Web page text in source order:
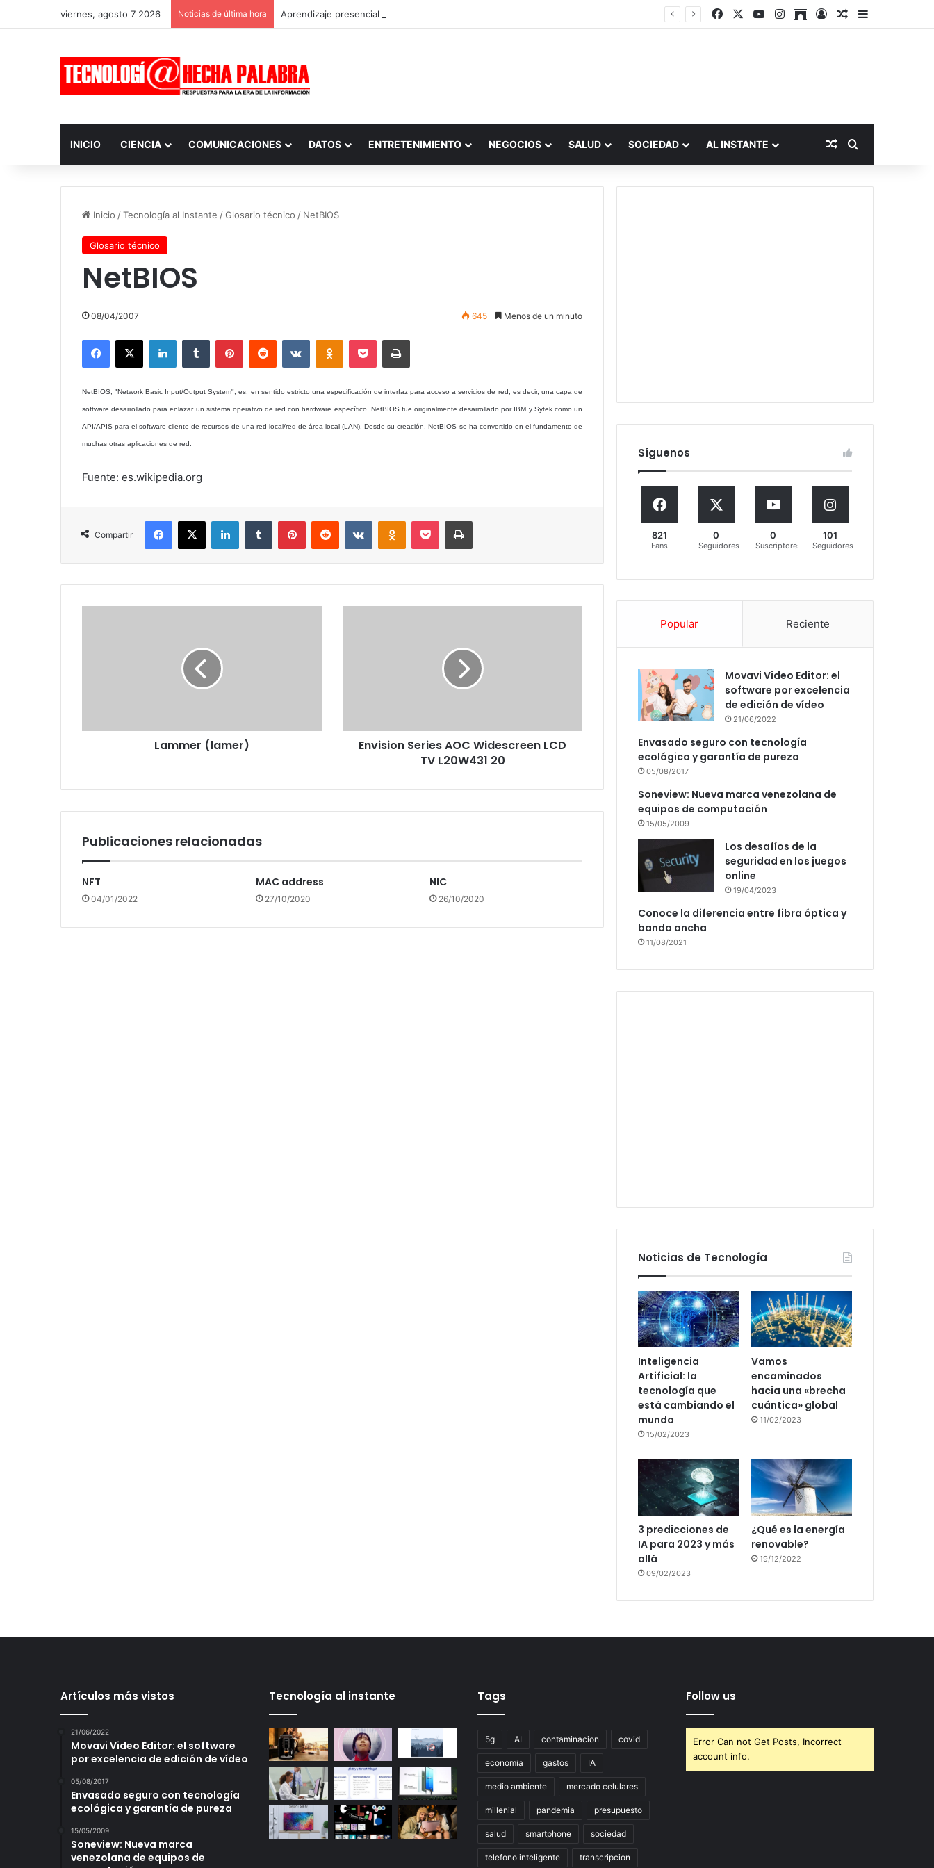
viernes, agosto 7 2026 Noticias de última hora Aprendizaje presencial vs. por internet FacebookYouTubeInstagram
ArchiveAccesoPublicación al
Barra lateral
INICIO CIENCIA COMUNICACIONES DATOS ENTRETENIMIENTO NEGOCIOS SALUD SOCIEDAD AL INSTANTE Publicación al
Buscar por
Inicio /Tecnología al Instante /Glosario técnico / NetBIOS
Glosario técnico
NetBIOS
08/04/2007 645 Menos de un minuto
Facebook
X LinkedInTumblr PinterestReddit VKontakteOdnoklassniki
Pocket Imprimir
NetBIOS, "Network Basic Input/Output System", es, en sentido estricto una especificación de interfaz para acceso a servicios de red, es decir, una capa de
software desarrollado para enlazar un sistema operativo de red con hardware específico. NetBIOS fue originalmente desarrollado por IBM y Sytek como un
API/APIS para el software cliente de recursos de una red local/red de área local (LAN). Desde su creación, NetBIOS se ha convertido en el fundamento de
muchas otras aplicaciones de red.
Fuente: es.wikipedia.org
Compartir
Facebook
X LinkedInTumblr PinterestReddit VKontakteOdnoklassniki
Pocket Imprimir
Lammer (lamer)
Envision Series AOC Widescreen LCD
TV L20W431 20
Publicaciones relacionadas
NFT
04/01/2022
MAC address
27/10/2020
NIC
26/10/2020
Síguenos
821
Fans
0
Seguidores
0
Suscriptores
101
Seguidores
Popular Reciente
Movavi Video Editor: el
software por excelencia
de edición de vídeo
21/06/2022
Envasado seguro con tecnología
ecológica y garantía de pureza
05/08/2017
Soneview: Nueva marca venezolana de
equipos de computación
15/05/2009
Los desafíos de la
seguridad en los juegos
online
19/04/2023
Conoce la diferencia entre fibra óptica y
banda ancha
11/08/2021
Noticias de Tecnología
Inteligencia
Artificial: la
tecnología que
está cambiando el
mundo
15/02/2023
Vamos
encaminados
hacia una «brecha
cuántica» global
11/02/2023
3 predicciones de
IA para 2023 y más
allá
09/02/2023
¿Qué es la energía
renovable?
19/12/2022
Artículos más vistos
21/06/2022
Movavi Video Editor: el software
por excelencia de edición de vídeo
05/08/2017
Envasado seguro con tecnología
ecológica y garantía de pureza
15/05/2009
Soneview: Nueva marca
venezolana de equipos de
Tecnología al instante Tags
5g AI contaminacion covid
economia gastos IA
medio ambiente mercado celulares
millenial pandemia presupuesto
salud smartphone sociedad
telefono inteligente transcripcion
Follow us
Error Can not Get Posts, Incorrect
account info.